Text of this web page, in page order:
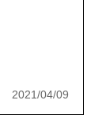
2021/04/09